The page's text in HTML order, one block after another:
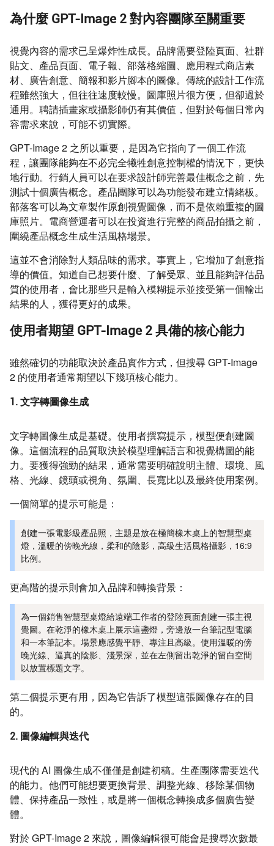
為什麼 GPT-Image 2 對內容團隊至關重要
視覺內容的需求已呈爆炸性成長。品牌需要登陸頁面、社群
貼文、產品頁面、電子報、部落格縮圖、應用程式商店素
材、廣告創意、簡報和影片腳本的圖像。傳統的設計工作流
程雖然強大，但往往速度較慢。圖庫照片很方便，但卻過於
通用。聘請插畫家或攝影師仍有其價值，但對於每個日常內
容需求來說，可能不切實際。
GPT-Image 2 之所以重要，是因為它指向了一個工作流
程，讓團隊能夠在不必完全犧牲創意控制權的情況下，更快
地行動。行銷人員可以在要求設計師完善最佳概念之前，先
測試十個廣告概念。產品團隊可以為功能發布建立情緒板。
部落客可以為文章製作原創視覺圖像，而不是依賴重複的圖
庫照片。電商營運者可以在投資進行完整的商品拍攝之前，
圍繞產品概念生成生活風格場景。
這並不會消除對人類品味的需求。事實上，它增加了創意指
導的價值。知道自己想要什麼、了解受眾、並且能夠評估品
質的使用者，會比那些只是輸入模糊提示並接受第一個輸出
結果的人，獲得更好的成果。
使用者期望 GPT-Image 2 具備的核心能力
雖然確切的功能取決於產品實作方式，但搜尋 GPT-Image
2 的使用者通常期望以下幾項核心能力。
1. 文字轉圖像生成
文字轉圖像生成是基礎。使用者撰寫提示，模型便創建圖
像。這個流程的品質取決於模型理解語言和視覺構圖的能
力。要獲得強勁的結果，通常需要明確說明主體、環境、風
格、光線、鏡頭或視角、氛圍、長寬比以及最終使用案例。
一個簡單的提示可能是：
創建一張電影級產品照，主題是放在極簡橡木桌上的智慧型桌
燈，溫暖的傍晚光線，柔和的陰影，高級生活風格攝影，16:9
比例。
更高階的提示則會加入品牌和轉換背景：
為一個銷售智慧型桌燈給遠端工作者的登陸頁面創建一張主視
覺圖。在乾淨的橡木桌上展示這盞燈，旁邊放一台筆記型電腦
和一本筆記本。場景應感覺平靜、專注且高級。使用溫暖的傍
晚光線、逼真的陰影、淺景深，並在左側留出乾淨的留白空間
以放置標題文字。
第二個提示更有用，因為它告訴了模型這張圖像存在的目
的。
2. 圖像編輯與迭代
現代的 AI 圖像生成不僅僅是創建初稿。生產團隊需要迭代
的能力。他們可能想要更換背景、調整光線、移除某個物
體、保持產品一致性，或是將一個概念轉換成多個廣告變
體。
對於 GPT-Image 2 來說，圖像編輯很可能會是搜尋次數最